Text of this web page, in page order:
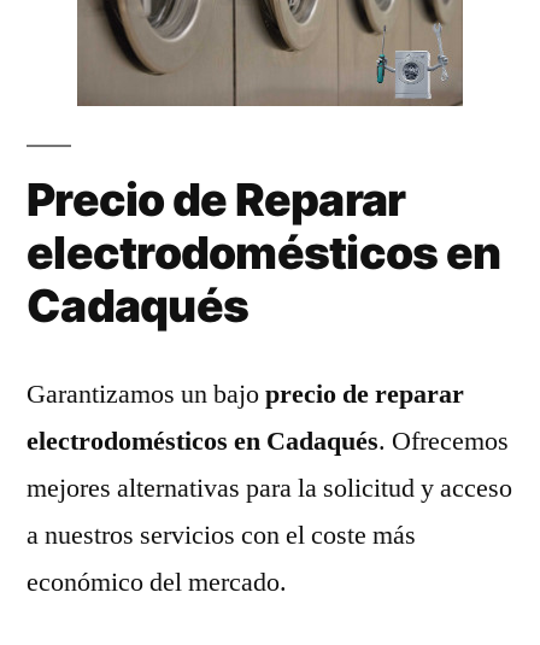
Precio de Reparar
electrodomésticos en
Cadaqués
Garantizamos un bajoprecio de reparar
electrodomésticos en Cadaqués. Ofrecemos
mejores alternativas para la solicitud y acceso
a nuestros servicios con el coste más
económico del mercado.